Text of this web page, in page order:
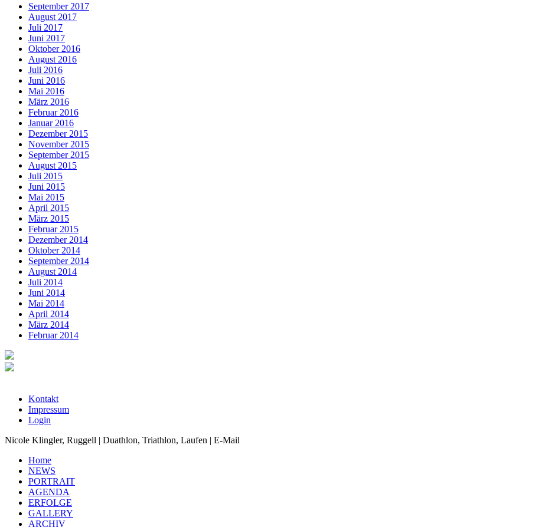
September 2017
August 2017
Juli 2017
Juni 2017
Oktober 2016
August 2016
Juli 2016
Juni 2016
Mai 2016
März 2016
Februar 2016
Januar 2016
Dezember 2015
November 2015
September 2015
August 2015
Juli 2015
Juni 2015
Mai 2015
April 2015
März 2015
Februar 2015
Dezember 2014
Oktober 2014
September 2014
August 2014
Juli 2014
Juni 2014
Mai 2014
April 2014
März 2014
Februar 2014
Kontakt
Impressum
Login
Nicole Klingler, Ruggell | Duathlon, Triathlon, Laufen | E-Mail
Home
NEWS
PORTRAIT
AGENDA
ERFOLGE
GALLERY
ARCHIV